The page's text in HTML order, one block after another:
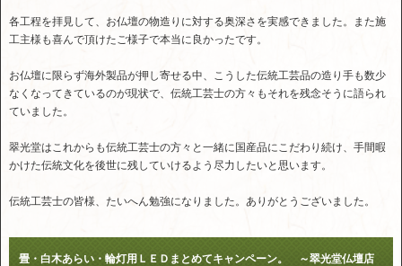
各工程を拝見して、お仏壇の物造りに対する奥深さを実感できました。また施
工主様も喜んで頂けたご様子で本当に良かったです。
お仏壇に限らず海外製品が押し寄せる中、こうした伝統工芸品の造り手も数少
なくなってきているのが現状で、伝統工芸士の方々もそれを残念そうに語られ
ていました。
翠光堂はこれからも伝統工芸士の方々と一緒に国産品にこだわり続け、手間暇
かけた伝統文化を後世に残していけるよう尽力したいと思います。
伝統工芸士の皆様、たいへん勉強になりました。ありがとうございました。
畳・白木あらい・輪灯用ＬＥＤまとめてキャンペーン。 ～翠光堂仏壇店